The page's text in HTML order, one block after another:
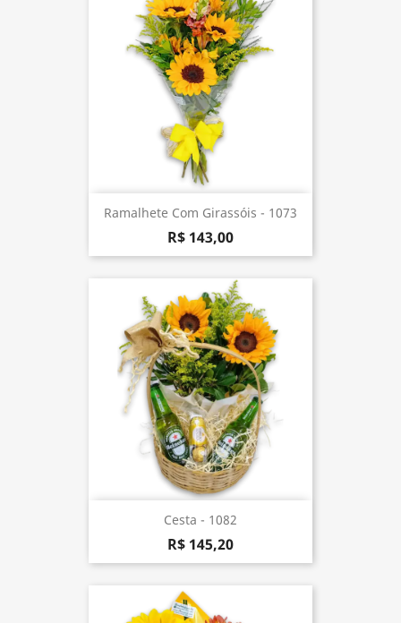
Ramalhete Com Girassóis - 1073
R$ 143,00
Cesta - 1082
R$ 145,20